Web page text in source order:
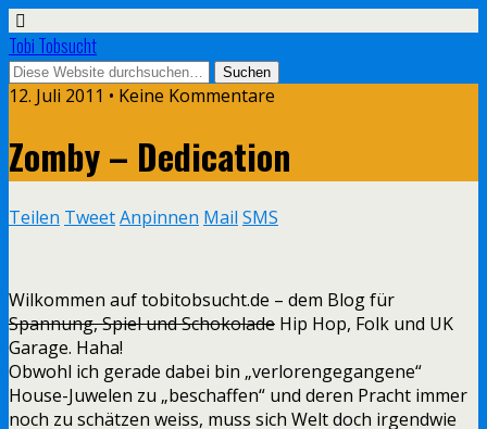
Tobi Tobsucht
12. Juli 2011 • Keine Kommentare
Zomby – Dedication
Teilen TweetAnpinnen Mail SMS
Wilkommen auf tobitobsucht.de – dem Blog für
Spannung, Spiel und Schokolade Hip Hop, Folk und UK
Garage. Haha!
Obwohl ich gerade dabei bin „verlorengegangene“
House-Juwelen zu „beschaffen“ und deren Pracht immer
noch zu schätzen weiss, muss sich Welt doch irgendwie